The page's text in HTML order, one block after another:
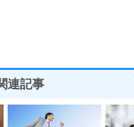
切。
連記事